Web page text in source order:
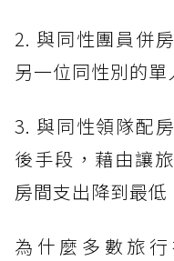
2. 與同性團員併
另一位同性別的單
3. 與同性領隊配
後手段，藉由讓
房間支出降到最低
為什麼多數旅